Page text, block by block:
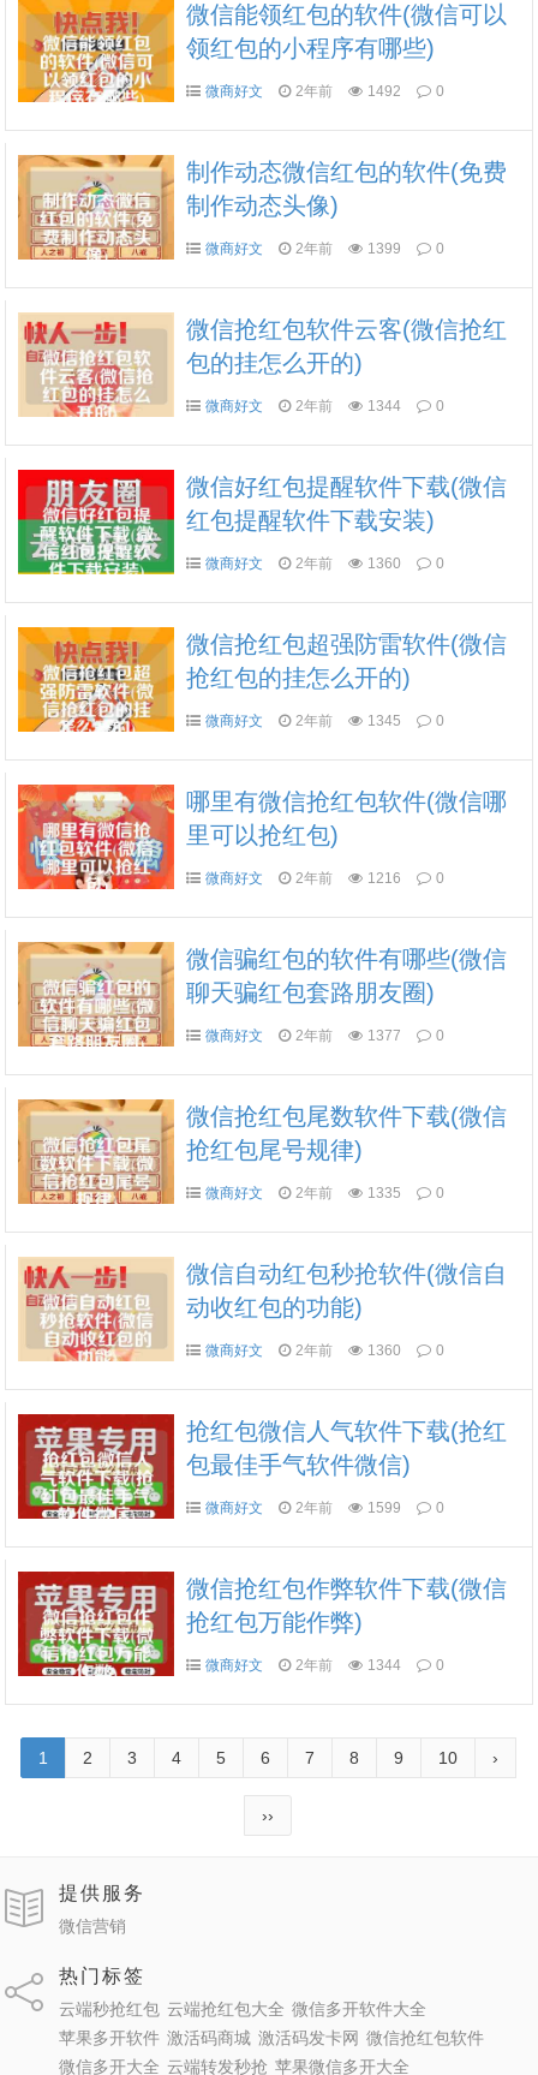
微信能领红包的软件(微信可以
领红包的小程序有哪些)
微商好文 2年前 1492 0
制作动态微信红包的软件(免费
制作动态头像)
微商好文 2年前 1399 0
微信抢红包软件云客(微信抢红
包的挂怎么开的)
微商好文 2年前 1344 0
微信好红包提醒软件下载(微信
红包提醒软件下载安装)
微商好文 2年前 1360 0
微信抢红包超强防雷软件(微信
抢红包的挂怎么开的)
微商好文 2年前 1345 0
哪里有微信抢红包软件(微信哪
里可以抢红包)
微商好文 2年前 1216 0
微信骗红包的软件有哪些(微信
聊天骗红包套路朋友圈)
微商好文 2年前 1377 0
微信抢红包尾数软件下载(微信
抢红包尾号规律)
微商好文 2年前 1335 0
微信自动红包秒抢软件(微信自
动收红包的功能)
微商好文 2年前 1360 0
抢红包微信人气软件下载(抢红
包最佳手气软件微信)
微商好文 2年前 1599 0
微信抢红包作弊软件下载(微信
抢红包万能作弊)
微商好文 2年前 1344 0
1 2 3 4 5 6 7 8 9 10 ›
››
提供服务
微信营销
热门标签
云端秒抢红包 云端抢红包大全 微信多开软件大全
苹果多开软件 激活码商城 激活码发卡网 微信抢红包软件
微信多开大全 云端转发秒抢 苹果微信多开大全